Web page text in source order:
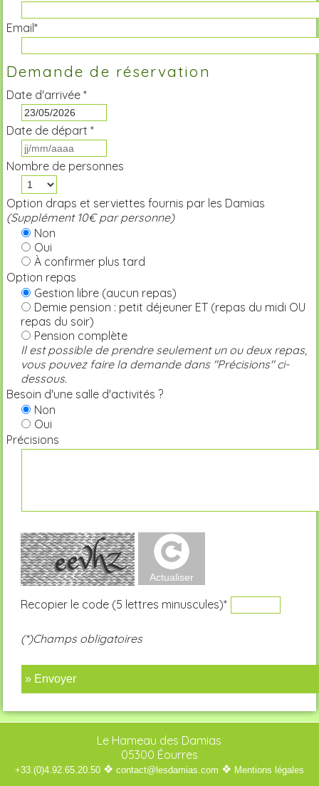
Email*
Demande de réservation
Date d'arrivée *
Date de départ *
Nombre de personnes
Option draps et serviettes fournis par les Damias
(Supplément 10€ par personne)
Non
Oui
À confirmer plus tard
Option repas
Gestion libre (aucun repas)
Demie pension : petit déjeuner ET (repas du midi OU
repas du soir)
Pension complète
Il est possible de prendre seulement un ou deux repas,
vous pouvez faire la demande dans "Précisions" ci-
dessous.
Besoin d'une salle d'activités ?
Non
Oui
Précisions
Recopier le code (5 lettres minuscules)*
(*)Champs obligatoires
» Envoyer
Le Hameau des Damias
05300 Éourres
+33.(0)4.92.65.20.50 ❖ contact@lesdamias.com ❖ Mentions légales